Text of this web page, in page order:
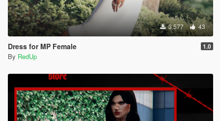
3,577 43
Dress for MP Female 1.0
By RedUp